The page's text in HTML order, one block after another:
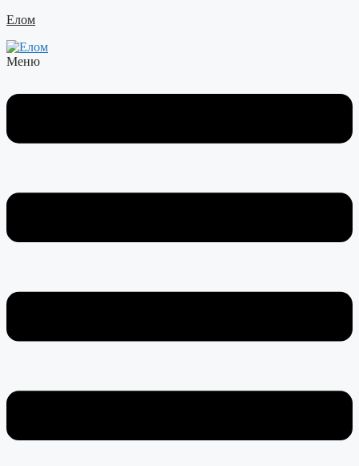
Елом
Меню